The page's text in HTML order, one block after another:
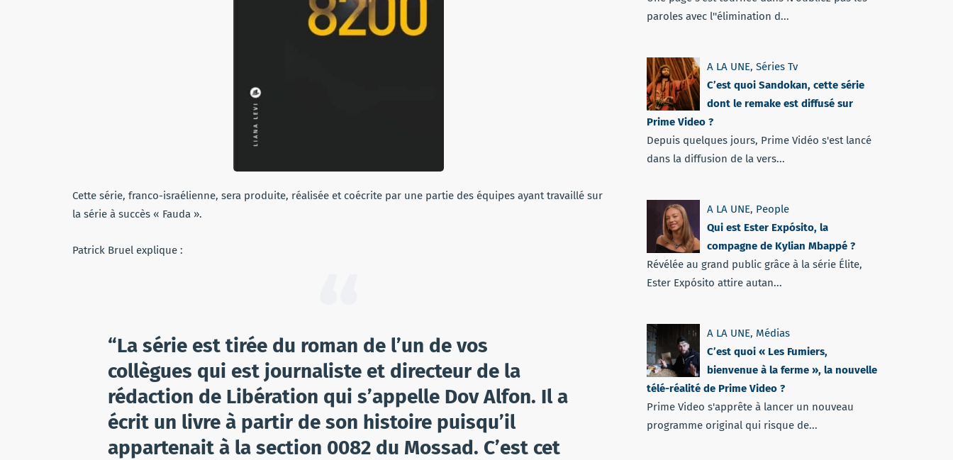
Cette série, franco-israélienne, sera produite, réalisée et coécrite par une partie des équipes ayant travaillé sur
la série à succès « Fauda ».
Patrick Bruel explique :
“La série est tirée du roman de l’un de vos
collègues qui est journaliste et directeur de la
rédaction de Libération qui s’appelle Dov Alfon. Il a
écrit un livre à partir de son histoire puisqu’il
appartenait à la section 0082 du Mossad. C’est cet
paroles avec l''élimination d...
A LA UNE, Séries Tv
C’est quoi Sandokan, cette série
dont le remake est diffusé sur
Prime Video ?
Depuis quelques jours, Prime Vidéo s'est lancé
dans la diffusion de la vers...
A LA UNE, People
Qui est Ester Expósito, la
compagne de Kylian Mbappé ?
Révélée au grand public grâce à la série Élite,
Ester Expósito attire autan...
A LA UNE, Médias
C’est quoi « Les Fumiers,
bienvenue à la ferme », la nouvelle
télé-réalité de Prime Video ?
Prime Video s'apprête à lancer un nouveau
programme original qui risque de...